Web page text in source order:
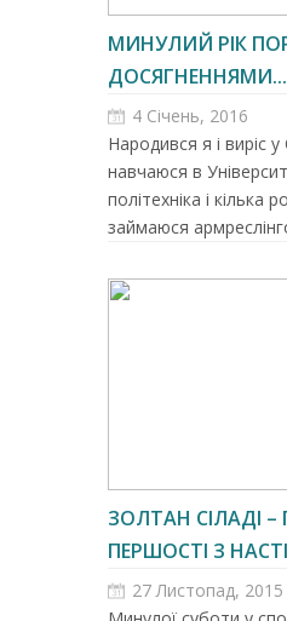
МИНУЛИЙ РІК
ДОСЯГНЕННЯМИ...
4 Січень, 2016
Народився я і виріс у
навчаюся в
політехніка і кілька
займаюся
ЗОЛТАН СІЛАДІ
ПЕРШОСТІ З
27 Листопад, 2015